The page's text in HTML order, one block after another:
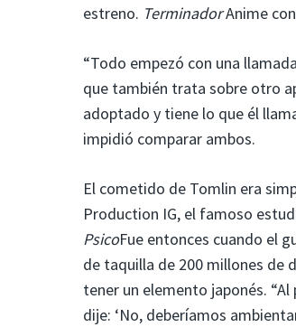
estreno. TerminadorAnime
“Todo empezó con una
que también trata sobre otro
adoptado y tiene lo que él
impidió comparar ambos.
El cometido de Tomlin era
Production IG, el famoso
PsicoFue entonces cuando el
de taquilla de 200 millones de
tener un elemento japonés.
dije: ‘No, deberíamos